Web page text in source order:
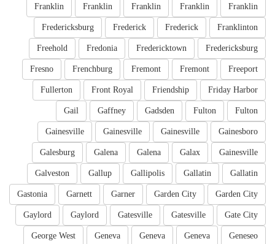
Franklin
Franklin
Franklin
Franklin
Franklin
Franklinton
Frederick
Frederick
Fredericksburg
Fredericksburg
Fredericktown
Fredonia
Freehold
Freeport
Fremont
Fremont
Frenchburg
Fresno
Friday Harbor
Friendship
Front Royal
Fullerton
Fulton
Fulton
Gadsden
Gaffney
Gail
Gainesboro
Gainesville
Gainesville
Gainesville
Gainesville
Galax
Galena
Galena
Galesburg
Gallatin
Gallatin
Gallipolis
Gallup
Galveston
Garden City
Garden City
Garner
Garnett
Gastonia
Gate City
Gatesville
Gatesville
Gaylord
Gaylord
Geneseo
Geneva
Geneva
Geneva
George West